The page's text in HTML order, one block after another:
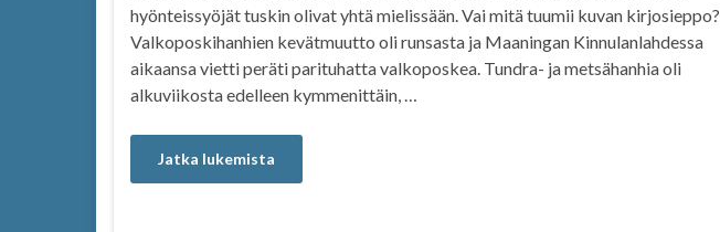
hyönteissyöjät tuskin olivat yhtä mielissään. Vai mitä tuumii kuvan kirjosieppo?
Valkoposkihanhien kevätmuutto oli runsasta ja Maaningan Kinnulanlahdessa
aikaansa vietti peräti parituhatta valkoposkea. Tundra- ja metsähanhia oli
alkuviikosta edelleen kymmenittäin, …
Jatka lukemista